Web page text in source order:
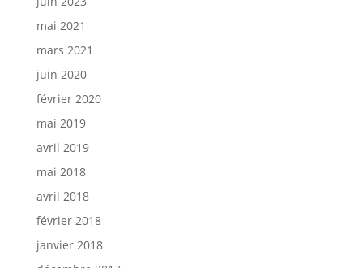
mai 2021
mars 2021
juin 2020
février 2020
mai 2019
avril 2019
mai 2018
avril 2018
février 2018
janvier 2018